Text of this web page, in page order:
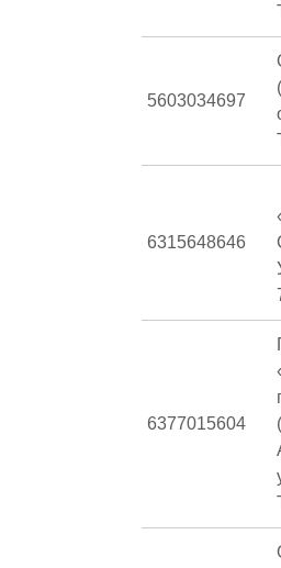
5603034697
6315648646
6377015604